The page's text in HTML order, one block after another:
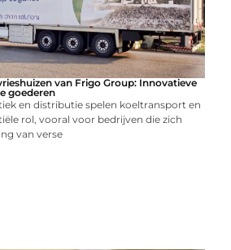
van Frigo Group: Innovatieve
goederen
en distributie spelen koeltransport en
rol, vooral voor bedrijven die zich
van verse